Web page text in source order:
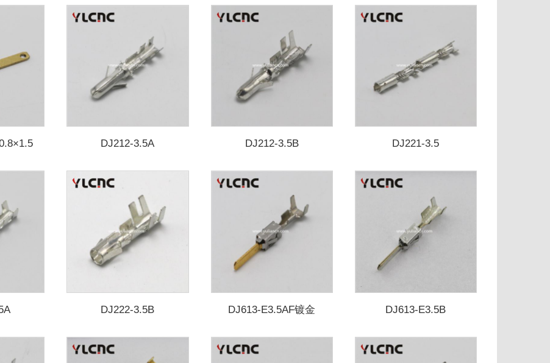
DJ212-3.5A DJ212-3.5B DJ221-3.5
DJ222-3.5B DJ613-E3.5AF镀金 DJ613-E3.5B